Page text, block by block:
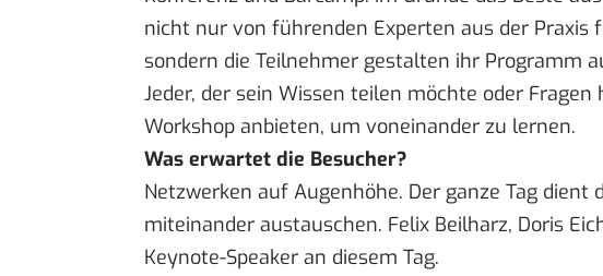
nicht nur von führenden Experten aus der Praxis
sondern die Teilnehmer gestalten ihr Programm
Jeder, der sein Wissen teilen möchte oder
Workshop anbieten, um voneinander zu lernen.
Was erwartet die Besucher?
Netzwerken auf Augenhöhe. Der ganze Tag dient
miteinander austauschen. Felix Beilharz, Doris
Keynote-Speaker an diesem Tag.